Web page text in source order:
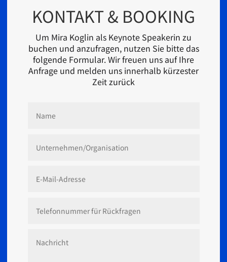
KONTAKT & BOOKING
Um Mira Koglin als Keynote Speakerin zu
buchen und anzufragen, nutzen Sie bitte das
folgende Formular. Wir freuen uns auf Ihre
Anfrage und melden uns innerhalb kürzester
Zeit zurück